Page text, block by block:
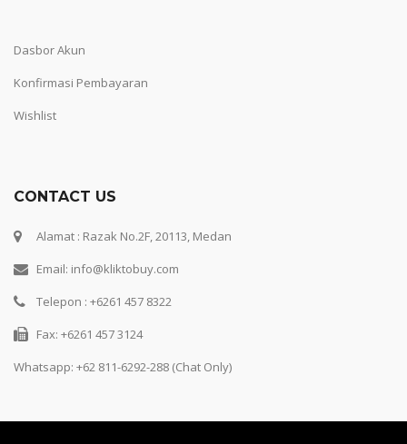
Dasbor Akun
Konfirmasi Pembayaran
Wishlist
CONTACT US
Alamat : Razak No.2F, 20113, Medan
Email: info@kliktobuy.com
Telepon : +6261 457 8322
Fax: +6261 457 3124
Whatsapp: +62 811-6292-288 (Chat Only)